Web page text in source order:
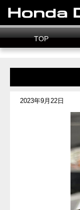
TOP
2023年9月22日